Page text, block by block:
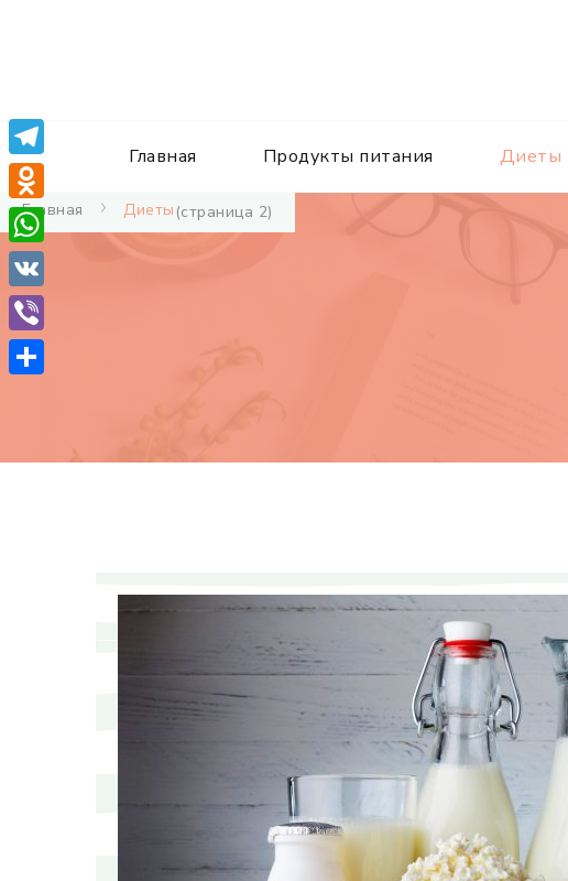
Главная Продукты питания Диеты
Главная Диеты (страница 2)
Telegram
Odnoklassniki
WhatsApp
VK
Viber